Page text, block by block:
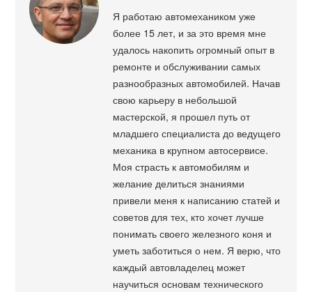
Я работаю автомехаником уже
более 15 лет, и за это время мне
удалось накопить огромный опыт в
ремонте и обслуживании самых
разнообразных автомобилей. Начав
свою карьеру в небольшой
мастерской, я прошел путь от
младшего специалиста до ведущего
механика в крупном автосервисе.
Моя страсть к автомобилям и
желание делиться знаниями
привели меня к написанию статей и
советов для тех, кто хочет лучше
понимать своего железного коня и
уметь заботиться о нем. Я верю, что
каждый автовладелец может
научиться основам технического